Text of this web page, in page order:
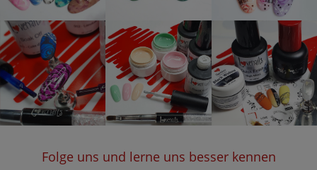
Folge uns und lerne uns besser kennen